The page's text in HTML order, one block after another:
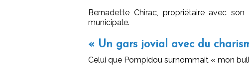
Bernadette Chirac, propriétaire avec
municipale.
« Un gars jovial avec du
Celui que Pompidou surnommait « mon